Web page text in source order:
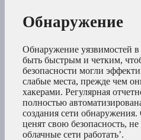
Обнаружение
Обнаружение уязвимостей
быть быстрым и четким,
безопасности могли
слабые места, прежде чем
хакерами. Регулярная
полностью
создания сети
ценят свою безопасность,
облачные сети работать’.